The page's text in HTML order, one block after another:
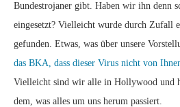
Bundestrojaner gibt. Haben wir ihn denn
eingesetzt? Vielleicht wurde durch Zufall
gefunden. Etwas, was über unsere
das BKA, dass dieser Virus nicht von
Vielleicht sind wir alle in Hollywood und
dem, was alles um uns herum passiert.